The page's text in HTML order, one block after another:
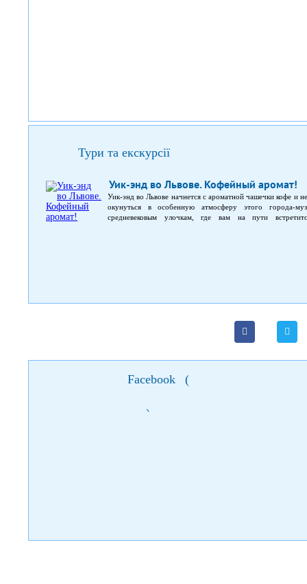
Тури та екскурсії
Уик-энд во Львове. Кофейный аромат!
Уик-энд во Львове начнется с ароматной чашечки кофе и
окунуться в особенную атмосферу этого города-
средневековым улочкам, где вам на пути
Facebook (
)